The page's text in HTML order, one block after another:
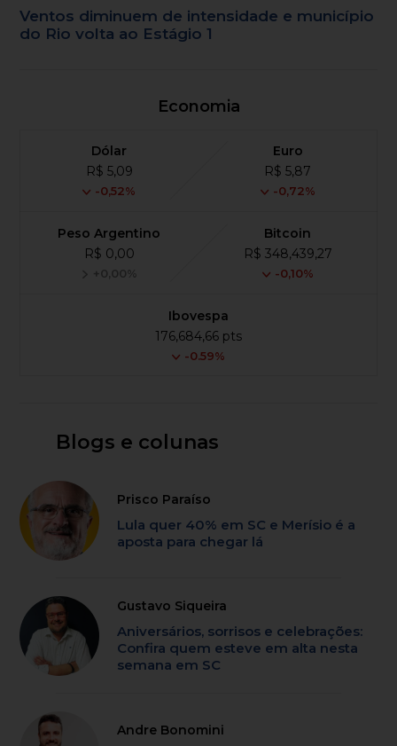
Ventos diminuem de intensidade e município
do Rio volta ao Estágio 1
Economia
Dólar
R$ 5,09
-0,52%
Euro
R$ 5,87
-0,72%
Peso Argentino
R$ 0,00
+0,00%
Bitcoin
R$ 348,439,27
-0,10%
Ibovespa
176,684,66 pts
-0.59%
Blogs e colunas
Prisco Paraíso
Lula quer 40% em SC e Merísio é a
aposta para chegar lá
Gustavo Siqueira
Aniversários, sorrisos e celebrações:
Confira quem esteve em alta nesta
semana em SC
Andre Bonomini